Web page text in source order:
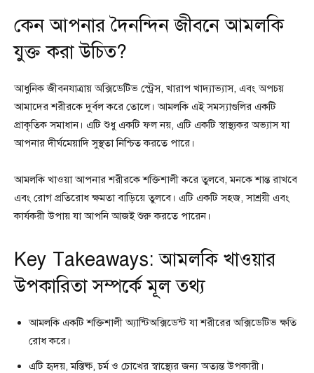
কেন আপনার দৈনন্দিন জীবনে আমলকি
যুক্ত করা উচিত?
আধুনিক জীবনযাত্রায় অক্সিডেটিভ স্ট্রেস, খারাপ খাদ্যাভ্যাস, এবং অপচয়
আমাদের শরীরকে দুর্বল করে তোলে। আমলকি এই সমস্যাগুলির একটি
প্রাকৃতিক সমাধান। এটি শুধু একটি ফল নয়, এটি একটি স্বাস্থ্যকর অভ্যাস যা
আপনার দীর্ঘমেয়াদি সুস্থতা নিশ্চিত করতে পারে।
আমলকি খাওয়া আপনার শরীরকে শক্তিশালী করে তুলবে, মনকে শান্ত রাখবে
এবং রোগ প্রতিরোধ ক্ষমতা বাড়িয়ে তুলবে। এটি একটি সহজ, সাশ্রয়ী এবং
কার্যকরী উপায় যা আপনি আজই শুরু করতে পারেন।
Key Takeaways: আমলকি খাওয়ার
উপকারিতা সম্পর্কে মূল তথ্য
আমলকি একটি শক্তিশালী অ্যান্টিঅক্সিডেন্ট যা শরীরের অক্সিডেটিভ ক্ষতি
রোধ করে।
এটি হৃদয়, মস্তিষ্ক, চর্ম ও চোখের স্বাস্থ্যের জন্য অত্যন্ত উপকারী।